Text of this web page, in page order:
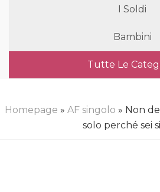
I Soldi
Bambini
Tutte Le
Homepage » AF singolo » Non
solo perché sei